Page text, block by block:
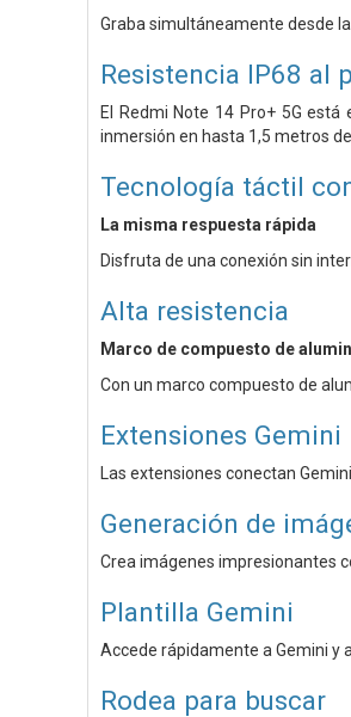
Graba simultáneamente desde
Resistencia IP68 al
El Redmi Note 14 Pro+ 5G
inmersión en hasta 1,5 metros
Tecnología táctil
La misma respuesta rápida
Disfruta de una conexión sin
Alta resistencia
Marco de compuesto de
Con un marco compuesto de
Extensiones Gemini
Las extensiones conectan
Generación de
Crea imágenes impresionantes
Plantilla Gemini
Accede rápidamente a Gemini y
Rodea para buscar